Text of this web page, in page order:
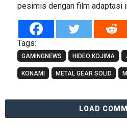
pesimis dengan film adaptasi
Tags:
GAMINGNEWS HIDEO KOJIMA
KONAMI METAL GEAR SOLID
LOAD